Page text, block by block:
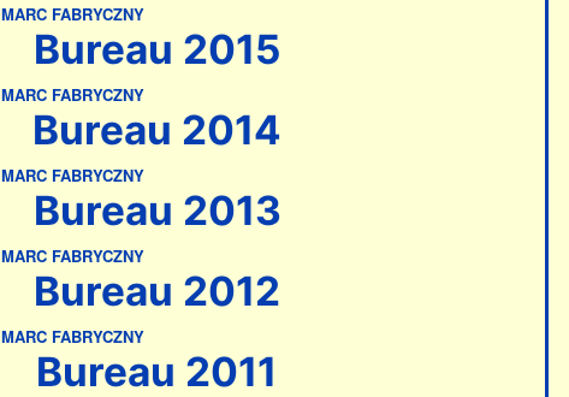
MARC FABRYCZNY
Bureau 2015
MARC FABRYCZNY
Bureau 2014
MARC FABRYCZNY
Bureau 2013
MARC FABRYCZNY
Bureau 2012
MARC FABRYCZNY
Bureau 2011